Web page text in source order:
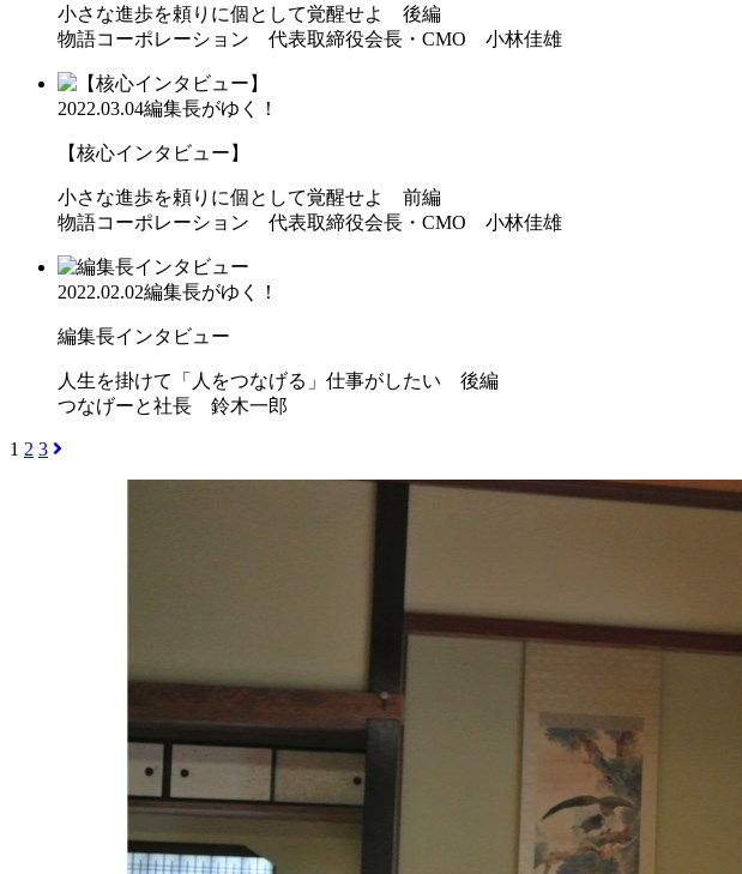
小さな進歩を頼りに個として覚醒せよ 後編
物語コーポレーション 代表取締役会長・CMO 小林佳雄
2022.03.04編集長がゆく！
【核心インタビュー】
小さな進歩を頼りに個として覚醒せよ 前編
物語コーポレーション 代表取締役会長・CMO 小林佳雄
2022.02.02編集長がゆく！
編集長インタビュー
人生を掛けて「人をつなげる」仕事がしたい 後編
つなげーと社長 鈴木一郎
1 2 3